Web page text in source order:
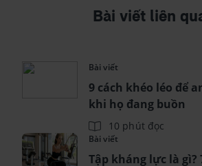
Bài viết liên
Bài viết
9 cách khéo léo để
khi họ đang buồn
10 phút đọc
Bài viết
Tập kháng lực là